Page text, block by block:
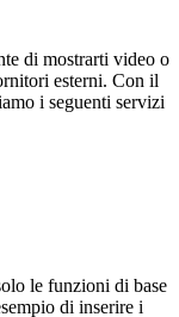
di mostrarti video o
esterni. Con il
i seguenti servizi
le funzioni di base
di inserire i